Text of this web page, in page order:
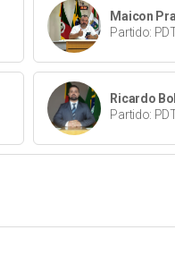
Maicon
Partido:
Ricardo
Partido: